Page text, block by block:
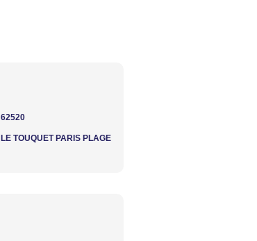
62520
LE TOUQUET PARIS PLAGE